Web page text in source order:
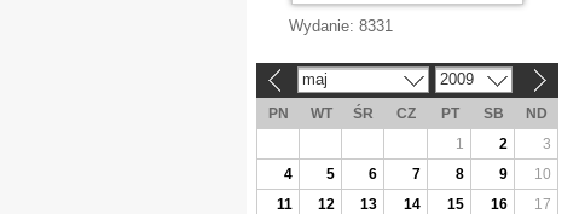
Wydanie: 8331
maj 2009
PN WT ŚR CZ PT SB
ND
1
2
3
4
5 6 7 8 9
10
11
12 13 14 15 16
17